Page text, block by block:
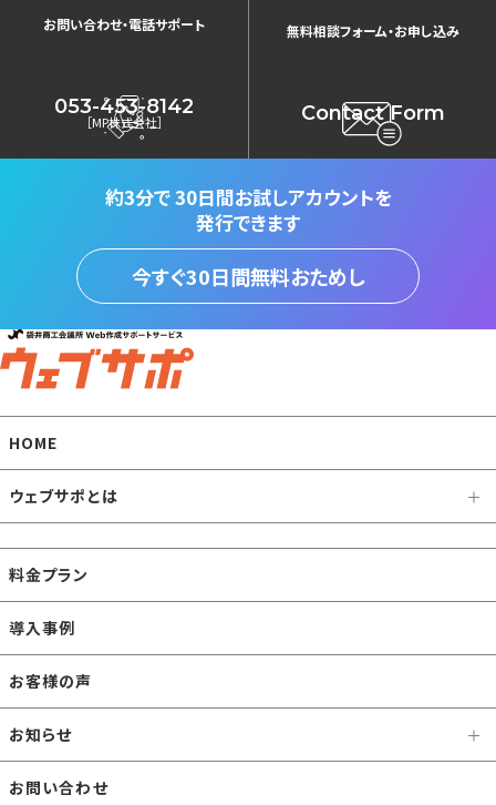
お問い合わせ・電話サポート
053-453-8142
［MP株式会社］
無料相談フォーム・お申し込み
Contact Form
約3分で30日間お試しアカウントを
発行できます
今すぐ30日間無料おためし
HOME
ウェブサポとは
料金プラン
導入事例
お客様の声
お知らせ
お問い合わせ